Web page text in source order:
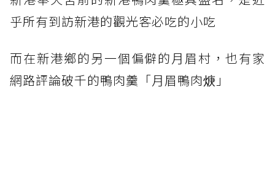
乎所有到訪新港的觀光客必吃的小吃
而在新港鄉的另一個偏僻的月眉村，也有家
網路評論破千的鴨肉羹「月眉鴨肉焿」